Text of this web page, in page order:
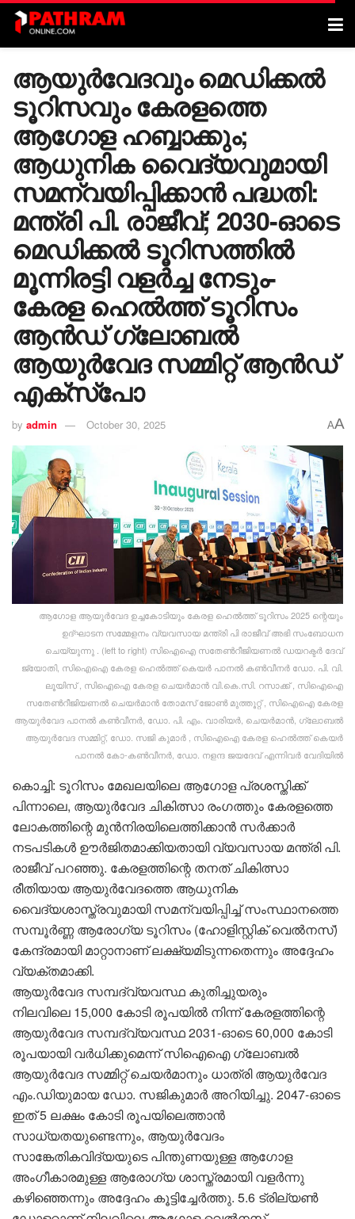
ആയുർവേദവും മെഡിക്കൽ
ടൂറിസവും കേരളത്തെ
ആഗോള ഹബ്ബാക്കും;
ആധുനിക വൈദ്യവുമായി
സമന്വയിപ്പിക്കാൻ പദ്ധതി:
മന്ത്രി പി. രാജീവ്; 2030-ഓടെ
മെഡിക്കൽ ടൂറിസത്തിൽ
മൂന്നിരട്ടി വളർച്ച നേടും-
കേരള ഹെൽത്ത് ടൂറിസം
ആൻഡ് ഗ്ലോബൽ
ആയുർവേദ സമ്മിറ്റ് ആൻഡ്
എക്സ്പോ
by admin October 30, 2025 AA
ആഗോള ആയുർവേദ ഉച്ചകോടിയും കേരള ഹെൽത്ത് ടൂറിസം 2025 ന്റെയും
ഉദ്ഘാടന സമ്മേളനം വ്യവസായ മന്ത്രി പി രാജീവ് അഭി സംബോധന
ചെയ്യുന്നു . (left to right) സിഐഐ സതേൺറീജിയണൽ ഡയറക്ടർ ദേവ്
ജ്യോതി, സിഐഐ കേരള ഹെൽത്ത് കെയർ പാനൽ കൺവീനർ ഡോ. പി. വി.
ലൂയിസ് , സിഐഐ കേരള ചെയർമാൻ വി.കെ.സി. റസാക്ക് , സിഐഐ
സതേൺറീജിയണൽ ചെയർമാൻ തോമസ് ജോൺ മുത്തൂറ്റ് , സിഐഐ കേരള
ആയുർവേദ പാനൽ കൺവീനർ, ഡോ. പി. എം. വാരിയർ, ചെയർമാൻ, ഗ്ലോബൽ
ആയുർവേദ സമ്മിറ്റ്, ഡോ. സജി കുമാർ , സിഐഐ കേരള ഹെൽത്ത് കെയർ
പാനൽ കോ-കൺവീനർ, ഡോ. നളന്ദ ജയദേവ് എന്നിവർ വേദിയിൽ
കൊച്ചി: ടൂറിസം മേഖലയിലെ ആഗോള പ്രശസ്തിക്ക്
പിന്നാലെ, ആയുർവേദ ചികിത്സാ രംഗത്തും കേരളത്തെ
ലോകത്തിന്റെ മുൻനിരയിലെത്തിക്കാൻ സർക്കാർ
നടപടികൾ ഊർജിതമാക്കിയതായി വ്യവസായ മന്ത്രി പി.
രാജീവ് പറഞ്ഞു. കേരളത്തിന്റെ തനത് ചികിത്സാ
രീതിയായ ആയുർവേദത്തെ ആധുനിക
വൈദ്യശാസ്ത്രവുമായി സമന്വയിപ്പിച്ച് സംസ്ഥാനത്തെ
സമ്പൂർണ്ണ ആരോഗ്യ ടൂറിസം (ഹോളിസ്റ്റിക് വെൽനസ്)
കേന്ദ്രമായി മാറ്റാനാണ് ലക്ഷ്യമിടുന്നതെന്നും അദ്ദേഹം
വ്യക്തമാക്കി.
ആയുർവേദ സമ്പദ്‌വ്യവസ്ഥ കുതിച്ചുയരും
നിലവിലെ 15,000 കോടി രൂപയിൽ നിന്ന് കേരളത്തിന്റെ
ആയുർവേദ സമ്പദ്‌വ്യവസ്ഥ 2031-ഓടെ 60,000 കോടി
രൂപയായി വർധിക്കുമെന്ന് സിഐഐ ഗ്ലോബൽ
ആയുർവേദ സമ്മിറ്റ് ചെയർമാനും ധാത്രി ആയുർവേദ
എം.ഡിയുമായ ഡോ. സജികുമാർ അറിയിച്ചു. 2047-ഓടെ
ഇത് 5 ലക്ഷം കോടി രൂപയിലെത്താൻ
സാധ്യതയുണ്ടെന്നും, ആയുർവേദം
സാങ്കേതികവിദ്യയുടെ പിന്തുണയുള്ള ആഗോള
അംഗീകാരമുള്ള ആരോഗ്യ ശാസ്ത്രമായി വളർന്നു
കഴിഞ്ഞെന്നും അദ്ദേഹം കൂട്ടിച്ചേർത്തു. 5.6 ട്രില്യൺ